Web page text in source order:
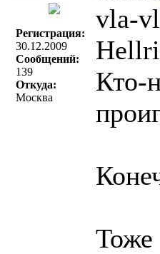
Регистрация:
30.12.2009
Сообщений:
139
Откуда:
Москва
vla-
Кто-
Тоже